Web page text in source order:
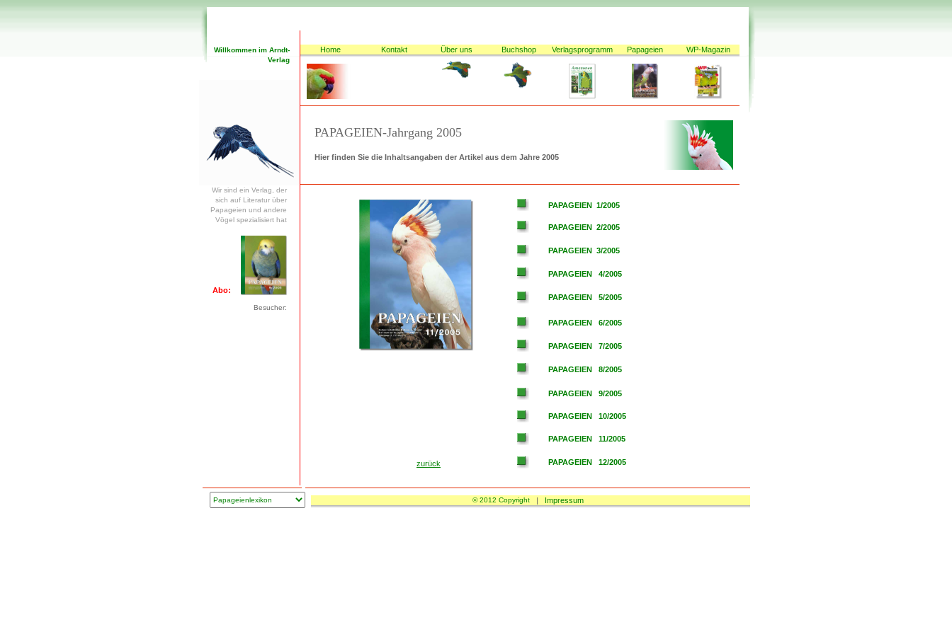
Willkommen im Arndt-
Verlag
Wir sind ein Verlag, der
sich auf Literatur über
Papageien und andere
Vögel spezialisiert hat
Abo:
Besucher:
Home Kontakt Über uns Buchshop Verlagsprogramm Papageien WP-Magazin
PAPAGEIEN-Jahrgang 2005
Hier finden Sie die Inhaltsangaben der Artikel aus dem Jahre 2005
PAPAGEIEN 1/2005
PAPAGEIEN 2/2005
PAPAGEIEN 3/2005
PAPAGEIEN 4/2005
PAPAGEIEN 5/2005
PAPAGEIEN 6/2005
PAPAGEIEN 7/2005
PAPAGEIEN 8/2005
PAPAGEIEN 9/2005
PAPAGEIEN 10/2005
PAPAGEIEN 11/2005
zurück PAPAGEIEN 12/2005
© 2012 Copyright| Impressum